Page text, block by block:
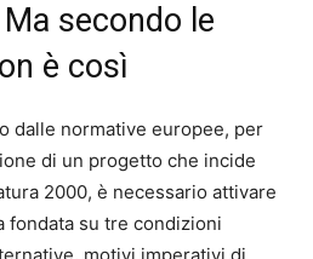
secondo le
è così
dalle normative europee, per
di un progetto che incide
2000, è necessario attivare
fondata su tre condizioni